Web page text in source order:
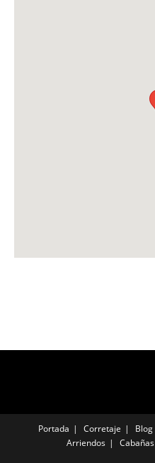
Portada Corretaje Blog
Arriendos
Cabañas